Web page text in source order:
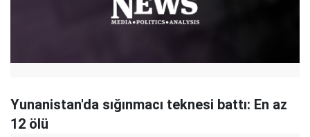
Yunanistan'da sığınmacı teknesi battı: En az
12 ölü